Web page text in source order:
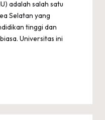
adalah salah satu
Selatan yang
tinggi dan
Universitas ini